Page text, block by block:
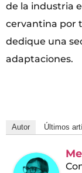
de la industria
cervantina por
dedique una
adaptaciones.
Autor Últimos